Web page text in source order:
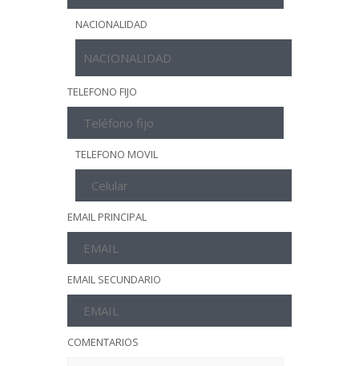
NACIONALIDAD
TELEFONO FIJO
TELEFONO MOVIL
EMAIL PRINCIPAL
EMAIL SECUNDARIO
COMENTARIOS